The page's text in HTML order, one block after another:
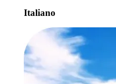
Italiano